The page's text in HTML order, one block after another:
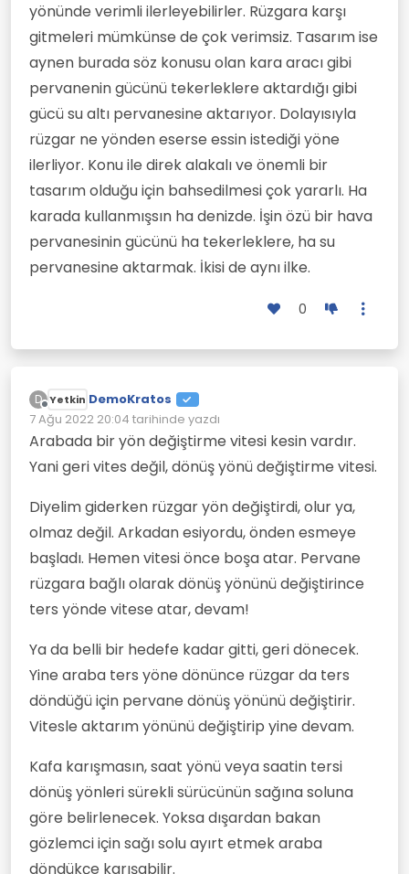
yönünde verimli ilerleyebilirler. Rüzgara karşı
gitmeleri mümkünse de çok verimsiz. Tasarım ise
aynen burada söz konusu olan kara aracı gibi
pervanenin gücünü tekerleklere aktardığı gibi
gücü su altı pervanesine aktarıyor. Dolayısıyla
rüzgar ne yönden eserse essin istediği yöne
ilerliyor. Konu ile direk alakalı ve önemli bir
tasarım olduğu için bahsedilmesi çok yararlı. Ha
karada kullanmışsın ha denizde. İşin özü bir hava
pervanesinin gücünü ha tekerleklere, ha su
pervanesine aktarmak. İkisi de aynı ilke.
0
D
Çevrimdışı
Yetkin DemoKratos
7 Ağu 2022 20:04 tarihinde yazdı
Son düzenleyen:
Arabada bir yön değiştirme vitesi kesin vardır.
Yani geri vites değil, dönüş yönü değiştirme vitesi.
Diyelim giderken rüzgar yön değiştirdi, olur ya,
olmaz değil. Arkadan esiyordu, önden esmeye
başladı. Hemen vitesi önce boşa atar. Pervane
rüzgara bağlı olarak dönüş yönünü değiştirince
ters yönde vitese atar, devam!
Ya da belli bir hedefe kadar gitti, geri dönecek.
Yine araba ters yöne dönünce rüzgar da ters
döndüğü için pervane dönüş yönünü değiştirir.
Vitesle aktarım yönünü değiştirip yine devam.
Kafa karışmasın, saat yönü veya saatin tersi
dönüş yönleri sürekli sürücünün sağına soluna
göre belirlenecek. Yoksa dışardan bakan
gözlemci için sağı solu ayırt etmek araba
döndükçe karışabilir.